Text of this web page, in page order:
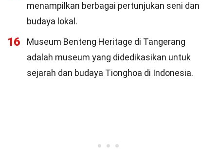
menampilkan berbagai pertunjukan seni dan
budaya lokal.
16
Museum Benteng Heritage di Tangerang
adalah museum yang didedikasikan untuk
sejarah dan budaya Tionghoa di Indonesia.